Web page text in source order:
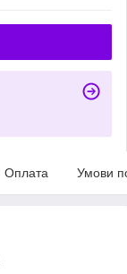
Оплата Умови